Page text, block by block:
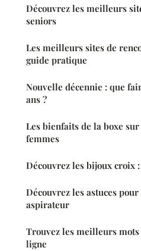
Découvrez les meilleurs
seniors
Les meilleurs sites de
guide pratique
Nouvelle décennie : que
ans ?
Les bienfaits de la boxe
femmes
Découvrez les bijoux croix
Découvrez les astuces
aspirateur
Trouvez les meilleurs
ligne